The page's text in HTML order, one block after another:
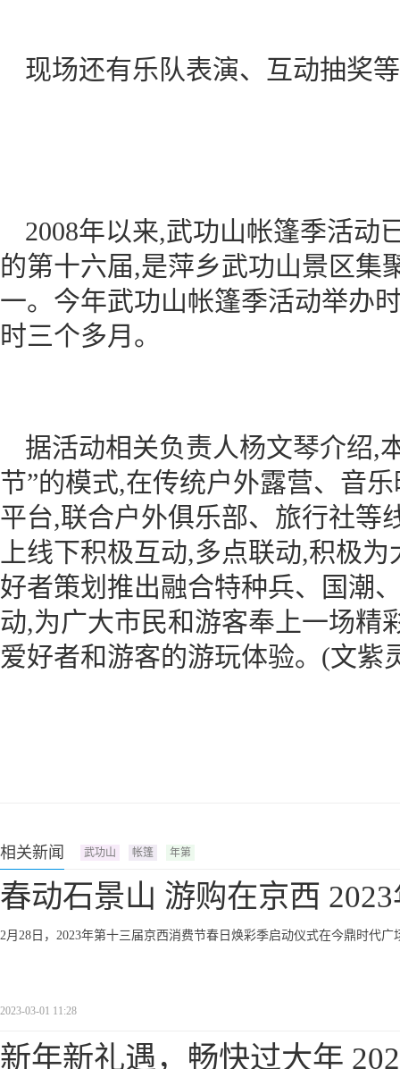
现场还有乐队表演、互动抽奖
2008年以来,武功山帐篷季活动
的第十六届,是萍乡武功山景区集
一。今年武功山帐篷季活动举办
时三个多月。
据活动相关负责人杨文琴介绍,
节”的模式,在传统户外露营、音
平台,联合户外俱乐部、旅行社等
上线下积极互动,多点联动,积极
好者策划推出融合特种兵、国潮
动,为广大市民和游客奉上一场精
爱好者和游客的游玩体验。(文紫
相关新闻 武功山 帐篷 年第
春动石景山 游购在京西
2月28日，2023年第十三届京西消费节春日焕彩季启动仪式在今鼎时代广
2023-03-01 11:28
新年新礼遇，畅快过大年